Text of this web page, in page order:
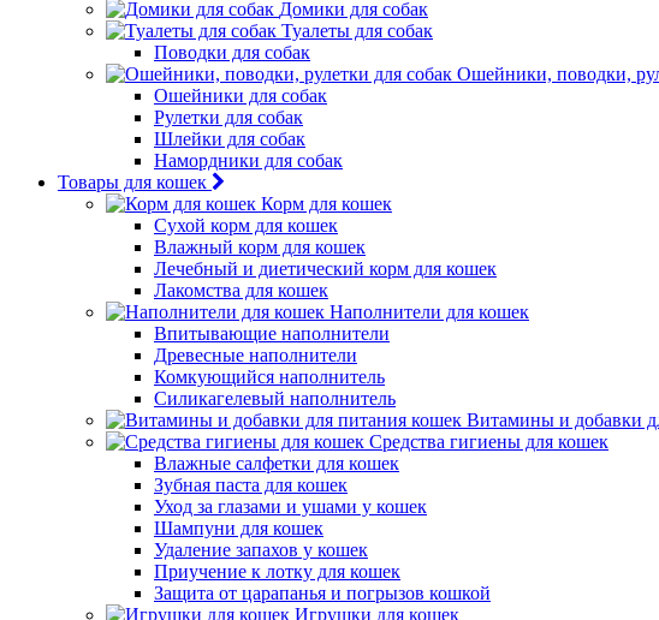
Домики для собак
Туалеты для собак
Поводки для собак
Ошейники, поводки,
Ошейники для собак
Рулетки для собак
Шлейки для собак
Намордники для собак
Товары для кошек
Корм для кошек
Сухой корм для кошек
Влажный корм для кошек
Лечебный и диетический корм для кошек
Лакомства для кошек
Наполнители для кошек
Впитывающие наполнители
Древесные наполнители
Комкующийся наполнитель
Силикагелевый наполнитель
Витамины и добавки
Средства гигиены для кошек
Влажные салфетки для кошек
Зубная паста для кошек
Уход за глазами и ушами у кошек
Шампуни для кошек
Удаление запахов у кошек
Приучение к лотку для кошек
Защита от царапанья и погрызов кошкой
Игрушки для кошек